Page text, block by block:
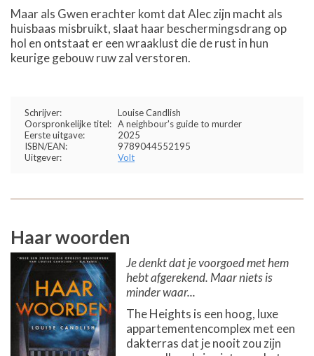
Maar als Gwen erachter komt dat Alec zijn macht als
huisbaas misbruikt, slaat haar beschermingsdrang op
hol en ontstaat er een wraaklust die de rust in hun
keurige gebouw ruw zal verstoren.
Schrijver:
Louise Candlish
Oorspronkelijke titel: A neighbour's guide to murder
Eerste uitgave:
2025
ISBN/EAN:
9789044552195
Uitgever:
Volt
Haar woorden
Je denkt dat je voorgoed met hem
hebt afgerekend. Maar niets is
minder waar...
The Heights is een hoog, luxe
appartementencomplex met een
dakterras dat je nooit zou zijn